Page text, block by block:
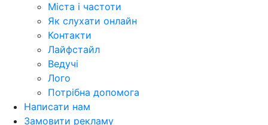
Міста і частоти
Як слухати онлайн
Контакти
Лайфстайл
Ведучі
Лого
Потрібна допомога
Написати нам
Замовити рекламу